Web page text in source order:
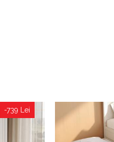
-739 Lei